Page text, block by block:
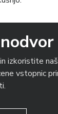
izkoristite
vstopnic